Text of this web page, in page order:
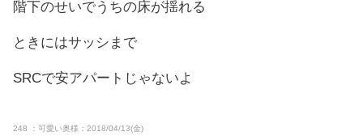
階下のせいでうちの床が揺れる
ときにはサッシまで
SRCで安アパートじゃないよ
248 ：可愛い奥様：2018/04/13(金)